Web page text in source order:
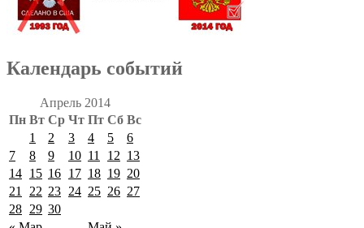
Календарь событий
Апрель 2014
Пн Вт Ср Чт Пт Сб Вс
1 2 3 4 5
6
7
8 9 10 11 12 13
14 15 16 17 18 19 20
21
22 23 24 25 26 27
28 29 30